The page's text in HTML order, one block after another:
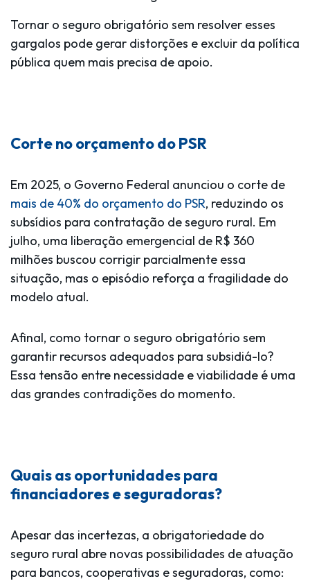
Tornar o seguro obrigatório sem resolver esses
gargalos pode gerar distorções e excluir da política
pública quem mais precisa de apoio.
Corte no orçamento do PSR
Em 2025, o Governo Federal anunciou o corte de
mais de 40% do orçamento do PSR, reduzindo os
subsídios para contratação de seguro rural. Em
julho, uma liberação emergencial de R$ 360
milhões buscou corrigir parcialmente essa
situação, mas o episódio reforça a fragilidade do
modelo atual.
Afinal, como tornar o seguro obrigatório sem
garantir recursos adequados para subsidiá-lo?
Essa tensão entre necessidade e viabilidade é uma
das grandes contradições do momento.
Quais as oportunidades para
financiadores e seguradoras?
Apesar das incertezas, a obrigatoriedade do
seguro rural abre novas possibilidades de atuação
para bancos, cooperativas e seguradoras, como: